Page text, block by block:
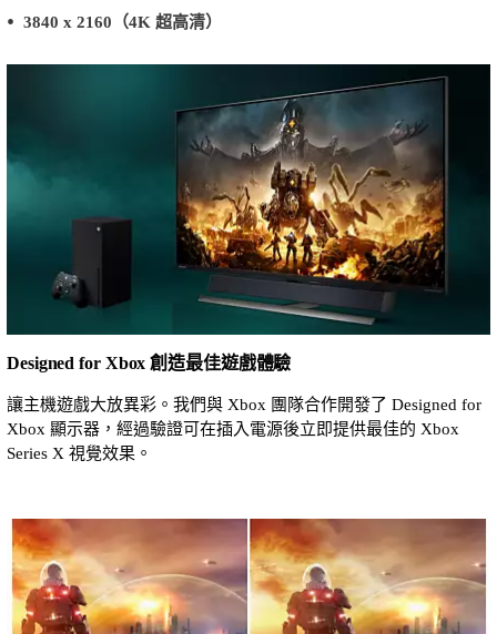
3840 x 2160（4K 超高清）
Designed for Xbox 創造最佳遊戲體驗
讓主機遊戲大放異彩。我們與 Xbox 團隊合作開發了 Designed for
Xbox 顯示器，經過驗證可在插入電源後立即提供最佳的 Xbox
Series X 視覺效果。